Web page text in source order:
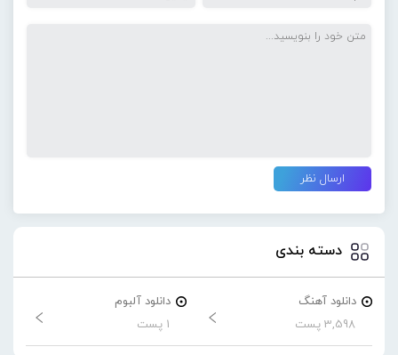
دسته بندی
دانلود آهنگ
3,598 پست
دانلود آلبوم
1 پست